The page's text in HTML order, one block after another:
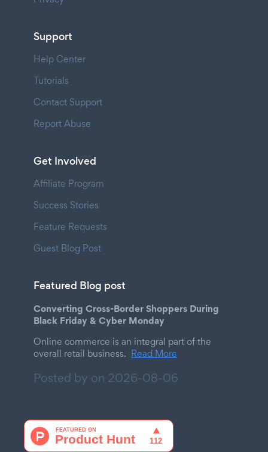
Support
Help Center
Tutorials
Contact Support
Report Abuse
Get Involved
Affiliate Program
Success Stories
Feature Requests
Guest Blog Post
Featured Blog post
Converting Cross-Border Shoppers During
Black Friday & Cyber Monday
Online commerce is an integral part of the
overall retail business. Read More
Posted by on 2026-08-06